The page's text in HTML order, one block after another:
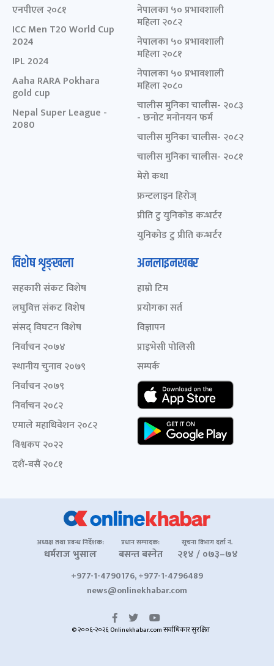
एनपीएल २०८१
ICC Men T20 World Cup
2024
IPL 2024
Aaha RARA Pokhara
gold cup
Nepal Super League -
2080
नेपालका ५० प्रभावशाली
महिला २०८२
नेपालका ५० प्रभावशाली
महिला २०८१
नेपालका ५० प्रभावशाली
महिला २०८०
चालीस मुनिका चालीस- २०८३
- छनोट मनोनयन फर्म
चालीस मुनिका चालीस- २०८२
चालीस मुनिका चालीस- २०८१
मेरो कथा
फ्रन्टलाइन हिरोज्
प्रीति टु युनिकोड कन्भर्टर
युनिकोड टु प्रीति कन्भर्टर
विशेष शृङ्खला
सहकारी संकट विशेष
लघुवित्त संकट विशेष
संसद् विघटन विशेष
निर्वाचन २०७४
स्थानीय चुनाव २०७९
निर्वाचन २०७९
निर्वाचन २०८२
एमाले महाधिवेशन २०८२
विश्वकप २०२२
दशैं-बसैं २०८१
अनलाइनखबर
हाम्रो टिम
प्रयोगका सर्त
विज्ञापन
प्राइभेसी पोलिसी
सम्पर्क
अध्यक्ष तथा प्रबन्ध निर्देशक:
धर्मराज भुसाल
प्रधान सम्पादक:
बसन्त बस्नेत
सूचना विभाग दर्ता नं.
२१४ / ०७३–७४
+977-1-4790176, +977-1-4796489
news@onlinekhabar.com
© २००६-२०२६ Onlinekhabar.com सर्वाधिकार सुरक्षित